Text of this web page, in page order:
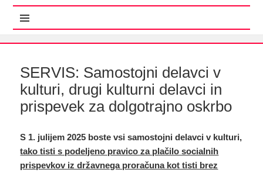
SERVIS: Samostojni delavci v
kulturi, drugi kulturni delavci in
prispevek za dolgotrajno oskrbo
S 1. julijem 2025 boste vsi samostojni delavci v kulturi,
tako tisti s podeljeno pravico za plačilo socialnih
prispevkov iz državnega proračuna kot tisti brez